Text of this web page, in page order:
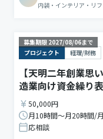
内装・インテリア・リ
募集期限 2027/08/06まで
プロジェクト
経理/財務
【天明二年創業思
造業向け資金繰り
50,000円
月10時間〜月20時間/
応相談